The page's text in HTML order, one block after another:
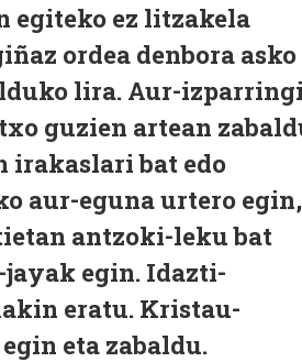
egiteko ez litzakela
ordea denbora asko
lira. Aur-izparringi
guzien artean
irakaslari bat edo
aur-eguna urtero egin,
antzoki-leku bat
egin. Idazti-
eratu. Kristau-
eta zabaldu.